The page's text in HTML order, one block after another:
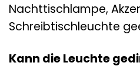
Nachttischlampe,
Schreibtischleuchte
Kann die Leuchte